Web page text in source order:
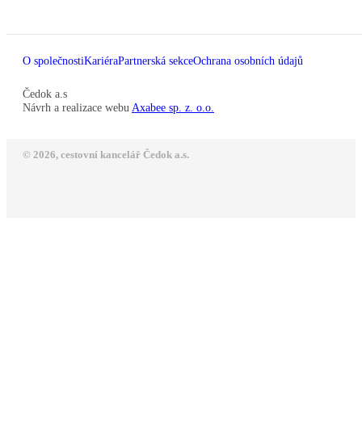
O společnostiKariéraPartnerská sekceOchrana osobních údajů
Čedok a.s
Návrh a realizace webu Axabee sp. z. o.o.
© 2026, cestovní kancelář Čedok a.s.